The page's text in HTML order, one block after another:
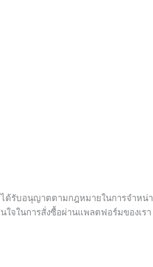
รับอนุญาตตามกฎหมายในการจำหน่า
จในการสั่งซื้อผ่านแพลตฟอร์มของเรา